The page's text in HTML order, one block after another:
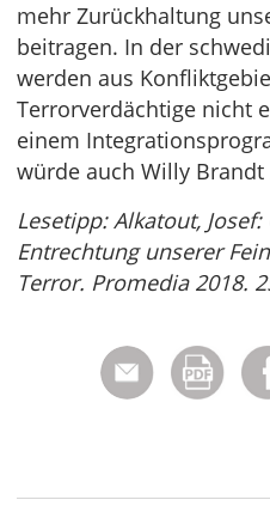
mehr Zurückhaltung
beitragen. In der
werden aus
Terrorverdächtige nicht
einem
würde auch Willy
Lesetipp: Alkatout,
Entrechtung unserer
Terror. Promedia 2018.